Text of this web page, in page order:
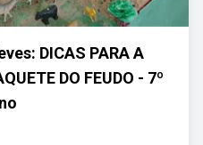
DICAS PARA A
DO FEUDO - 7º